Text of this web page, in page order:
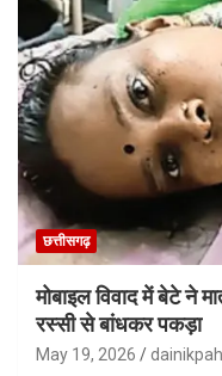
छत्तीसगढ़
मोबाइल विवाद में बेटे ने
रस्सी से बांधकर पकड़ा
May 19, 2026